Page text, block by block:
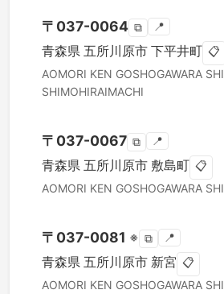
〒 037-0064 ⧉ 📍
青森県 五所川原市 下平井町 📋
AOMORI KEN GOSHOGAWARA SHI
SHIMOHIRAIMACHI
〒 037-0067 ⧉ 📍
青森県 五所川原市 敷島町 📋
AOMORI KEN GOSHOGAWARA SHI
〒 037-0081 ※ ⧉ 📍
青森県 五所川原市 新宮 📋
AOMORI KEN GOSHOGAWARA SHI